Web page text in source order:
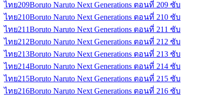
ไทย209Boruto Naruto Next Generations ตอนที่ 209 ซับ
ไทย210Boruto Naruto Next Generations ตอนที่ 210 ซับ
ไทย211Boruto Naruto Next Generations ตอนที่ 211 ซับ
ไทย212Boruto Naruto Next Generations ตอนที่ 212 ซับ
ไทย213Boruto Naruto Next Generations ตอนที่ 213 ซับ
ไทย214Boruto Naruto Next Generations ตอนที่ 214 ซับ
ไทย215Boruto Naruto Next Generations ตอนที่ 215 ซับ
ไทย216Boruto Naruto Next Generations ตอนที่ 216 ซับ